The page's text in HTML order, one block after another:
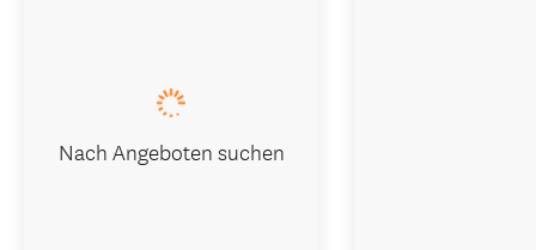
Nach Angeboten suchen